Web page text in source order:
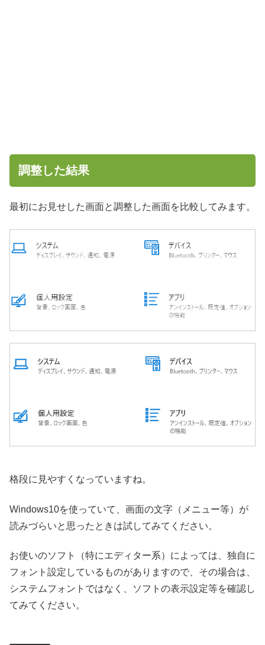
調整した結果
最初にお見せした画面と調整した画面を比較してみます。
格段に見やすくなっていますね。
Windows10を使っていて、画面の文字（メニュー等）が
読みづらいと思ったときは試してみてください。
お使いのソフト（特にエディター系）によっては、独自に
フォント設定しているものがありますので、その場合は、
システムフォントではなく、ソフトの表示設定等を確認し
てみてください。